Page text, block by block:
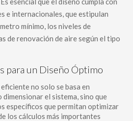
e internacionales, que estipulan
mínimo, los niveles de
de renovación de aire según el tipo
para un Diseño Óptimo
no solo se basa en
el sistema, sino que
específicos que permitan optimizar
los cálculos más importantes